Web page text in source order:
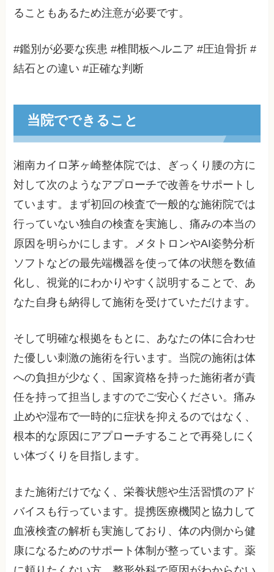
ることもあるため注意が必要です。
#鑑別が必要な疾患 #椎間板ヘルニア #圧迫骨折 #
結石との違い #正確な判断
当院でできること
湘南カイロ茅ヶ崎整体院では、ぎっくり腰の方に
対して次のようなアプローチで改善をサポートし
ています。まず初回の検査で一般的な施術院では
行っていない独自の検査を実施し、痛みの本当の
原因を明らかにします。メタトロンやAI姿勢分析
ソフトなどの最先端機器を使って体の状態を数値
化し、視覚的にわかりやすく説明することで、あ
なた自身も納得して施術を受けていただけます。
そして明確な根拠をもとに、あなたの体に合わせ
た優しい刺激の施術を行います。当院の施術は体
への負担が少なく、国家資格を持った施術者が責
任を持って担当しますのでご安心ください。痛み
止めや湿布で一時的に症状を抑えるのではなく、
根本的な原因にアプローチすることで再発しにく
い体づくりを目指します。
また施術だけでなく、栄養状態や生活習慣のアド
バイスも行っています。提携医療機関と協力して
血液検査の解析も実施しており、体の内側から健
康になるためのサポート体制が整っています。薬